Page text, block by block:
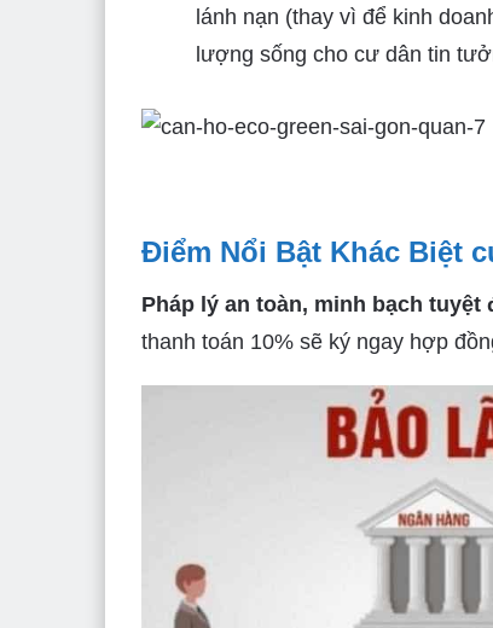
lánh nạn (thay vì để kinh
lượng sống cho cư dân tin
Điểm Nổi Bật Khác Biệt
Pháp lý an toàn, minh bạch tuyệt
thanh toán 10% sẽ ký ngay hợp